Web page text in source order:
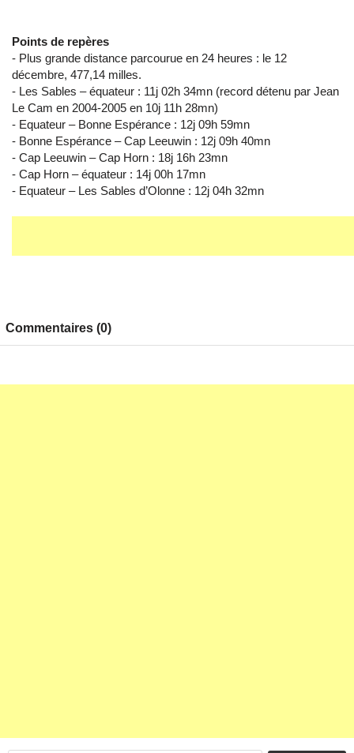
Points de repères
- Plus grande distance parcourue en 24 heures : le 12
décembre, 477,14 milles.
- Les Sables – équateur : 11j 02h 34mn (record détenu par Jean
Le Cam en 2004-2005 en 10j 11h 28mn)
- Equateur – Bonne Espérance : 12j 09h 59mn
- Bonne Espérance – Cap Leeuwin : 12j 09h 40mn
- Cap Leeuwin – Cap Horn : 18j 16h 23mn
- Cap Horn – équateur : 14j 00h 17mn
- Equateur – Les Sables d’Olonne : 12j 04h 32mn
Commentaires (0)